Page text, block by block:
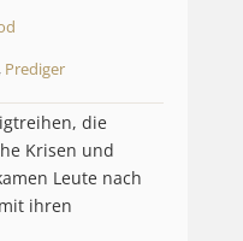
, Prediger
die
Krisen und
Leute nach
ihren